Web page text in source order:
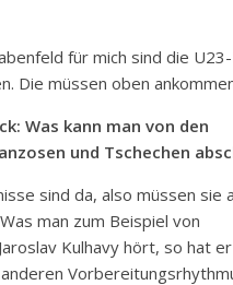
für mich sind die
Die müssen oben
Was kann man von den
und Tschechen
sind da, also müssen sie
man zum Beispiel von
Kulhavy hört, so hat